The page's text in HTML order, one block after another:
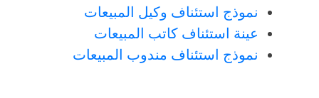
نموذج استئناف وكيل المبيعات
عينة استئناف كاتب المبيعات
نموذج استئناف مندوب المبيعات